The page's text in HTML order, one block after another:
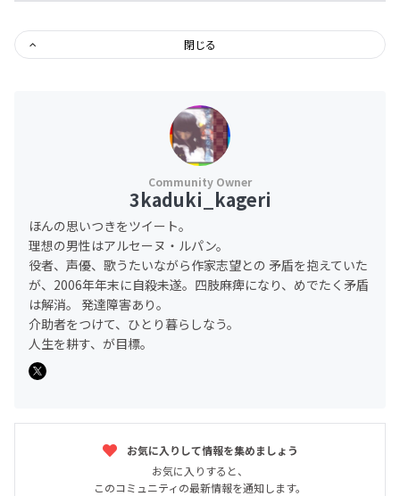
閉じる
3kaduki_kageri
ほんの思いつきをツイート。
理想の男性はアルセーヌ・ルパン。
役者、声優、歌うたいながら作家志望との 矛盾を抱えていた
が、2006年年末に自殺未遂。四肢麻痺になり、めでたく矛盾
は解消。 発達障害あり。
介助者をつけて、ひとり暮らしなう。
人生を耕す、が目標。
お気に入りして情報を集めましょう
お気に入りすると、
このコミュニティの最新情報を通知します。